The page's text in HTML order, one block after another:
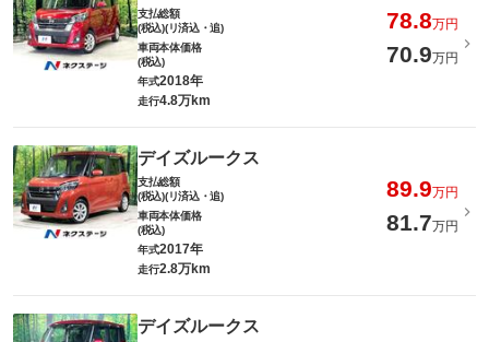
支払総額
(税込)(リ済込・追)
78.8万円
車両本体価格
(税込)
70.9万円
年式2018年
走行4.8万km
デイズルークス
支払総額
(税込)(リ済込・追)
89.9万円
車両本体価格
(税込)
81.7万円
年式2017年
走行2.8万km
デイズルークス